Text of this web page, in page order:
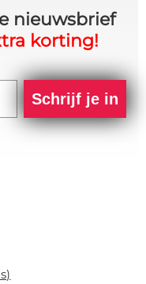
nieuwsbrief
korting!
Schrijf je in